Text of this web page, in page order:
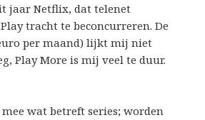
jaar Netflix, dat telenet
tracht te beconcurreren. De
per maand) lijkt mij niet
Play More is mij veel te duur.
wat betreft series; worden